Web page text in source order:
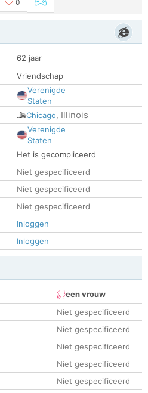
0
62 jaar
Vriendschap
Verenigde
Staten
Chicago, Illinois
Verenigde
Staten
Het is gecompliceerd
Niet gespecificeerd
Niet gespecificeerd
Niet gespecificeerd
Inloggen
Inloggen
een vrouw
Niet gespecificeerd
Niet gespecificeerd
Niet gespecificeerd
Niet gespecificeerd
Niet gespecificeerd